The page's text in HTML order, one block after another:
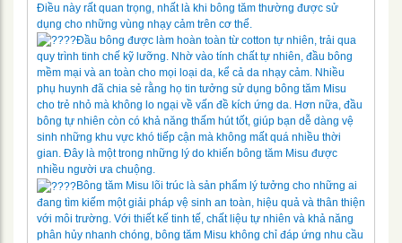
Điều này rất quan trọng, nhất là khi bông tăm thường được sử
dụng cho những vùng nhạy cảm trên cơ thể.
Đầu bông được làm hoàn toàn từ cotton tự nhiên, trải qua
quy trình tinh chế kỹ lưỡng. Nhờ vào tính chất tự nhiên, đầu bông
mềm mại và an toàn cho mọi loại da, kể cả da nhạy cảm. Nhiều
phụ huynh đã chia sẻ rằng họ tin tưởng sử dụng bông tăm Misu
cho trẻ nhỏ mà không lo ngại về vấn đề kích ứng da. Hơn nữa, đầu
bông tự nhiên còn có khả năng thấm hút tốt, giúp bạn dễ dàng vệ
sinh những khu vực khó tiếp cận mà không mất quá nhiều thời
gian. Đây là một trong những lý do khiến bông tăm Misu được
nhiều người ưa chuộng.
Bông tăm Misu lõi trúc là sản phẩm lý tưởng cho những ai
đang tìm kiếm một giải pháp vệ sinh an toàn, hiệu quả và thân thiện
với môi trường. Với thiết kế tinh tế, chất liệu tự nhiên và khả năng
phân hủy nhanh chóng, bông tăm Misu không chỉ đáp ứng nhu cầu